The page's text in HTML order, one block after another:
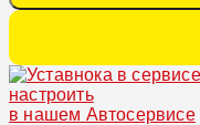
настроить
в нашем Автосервисе